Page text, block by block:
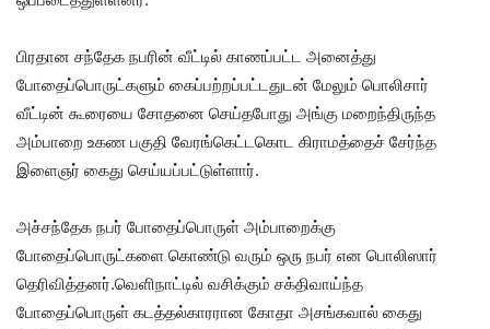
பிரதான சந்தேக நபரின் வீட்டில் காணப்பட்ட அனைத்து
போதைப்பொருட்களும் கைப்பற்றப்பட்டதுடன் மேலும் பொலிசார்
வீட்டின் கூரையை சோதனை செய்தபோது அங்கு மறைந்திருந்த
அம்பாறை உகண பகுதி வேரங்கெட்டகொட கிராமத்தைச் சேர்ந்த
இளைஞர் கைது செய்யப்பட்டுள்ளார்.
அச்சந்தேக நபர் போதைப்பொருள் அம்பாறைக்கு
போதைப்பொருட்களை கொண்டு வரும் ஒரு நபர் என பொலிஸார்
தெரிவித்தனர்.வெளிநாட்டில் வசிக்கும் சக்திவாய்ந்த
போதைப்பொருள் கடத்தல்காரரான கோதா அசங்கவால் கைது